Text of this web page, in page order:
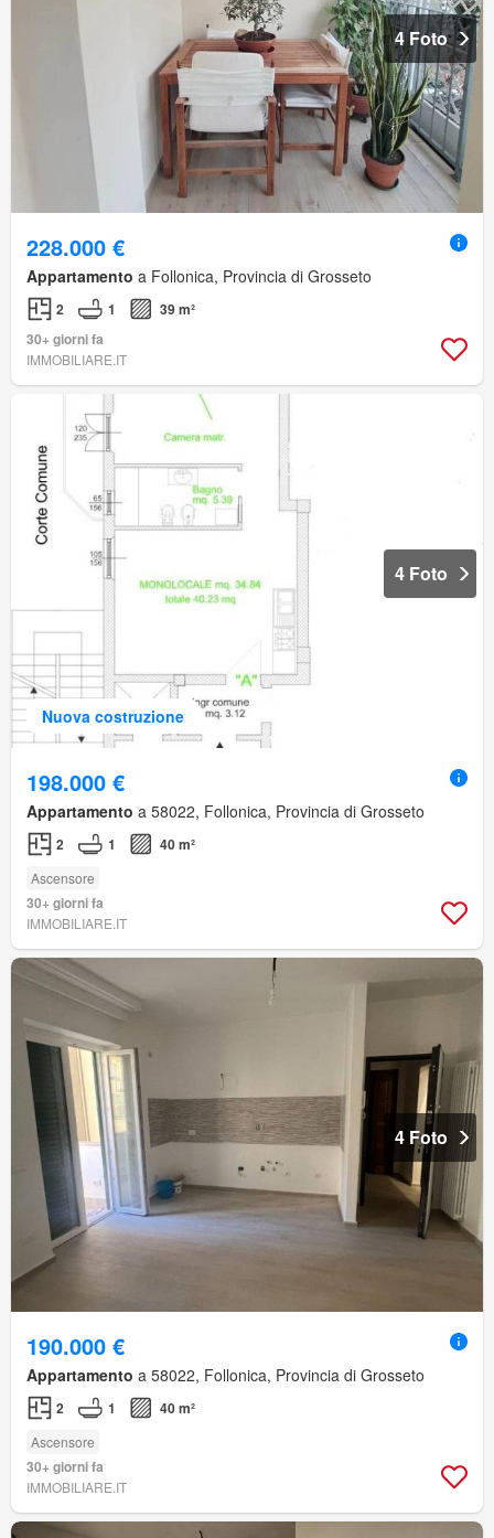
4 Foto
228.000 €
Appartamento a Follonica, Provincia di Grosseto
2 1
39 m²
30+ giorni fa
IMMOBILIARE.IT
Nuova costruzione
4 Foto
198.000 €
Appartamento a 58022, Follonica, Provincia di Grosseto
2 1 40 m²
Ascensore
30+ giorni fa
IMMOBILIARE.IT
4 Foto
190.000 €
Appartamento a 58022, Follonica, Provincia di Grosseto
2 1 40 m²
Ascensore
30+ giorni fa
IMMOBILIARE.IT